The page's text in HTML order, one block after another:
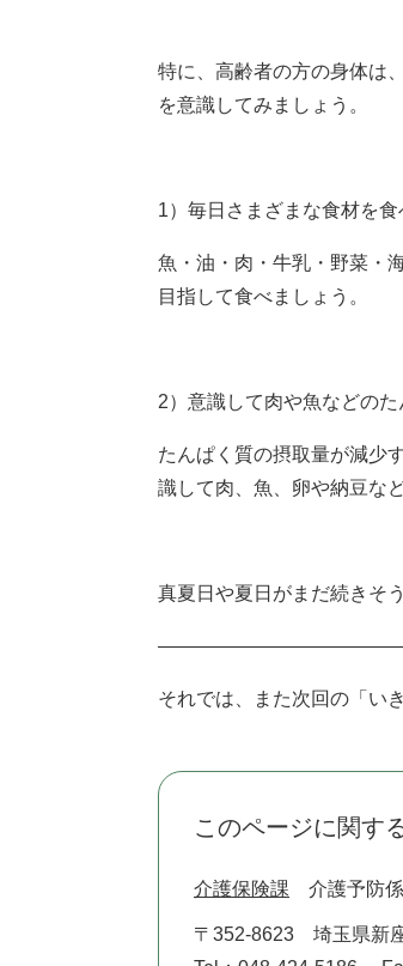
特に、高齢者の方の身体は
を意識してみましょう。
1）毎日さまざまな食材を食
魚・油・肉・牛乳・野菜・
目指して食べましょう。
2）意識して肉や魚などのた
たんぱく質の摂取量が減少
識して肉、魚、卵や納豆な
真夏日や夏日がまだ続きそ
それでは、また次回の「い
このページに関す
介護保険課 介護予防
〒352-8623
埼玉県新